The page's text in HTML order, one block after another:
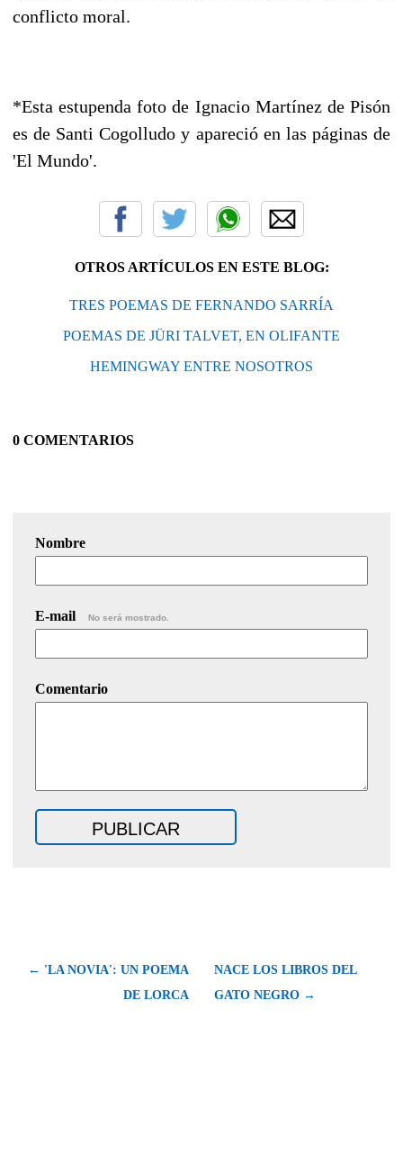
conflicto moral.
*Esta estupenda foto de Ignacio Martínez de Pisón
es de Santi Cogolludo y apareció en las páginas de
'El Mundo'.
OTROS ARTÍCULOS EN ESTE BLOG:
TRES POEMAS DE FERNANDO SARRÍA
POEMAS DE JÜRI TALVET, EN OLIFANTE
HEMINGWAY ENTRE NOSOTROS
0 COMENTARIOS
Nombre
E-mail No será mostrado.
Comentario
← 'LA NOVIA': UN POEMA
DE LORCA
NACE LOS LIBROS DEL
GATO NEGRO →